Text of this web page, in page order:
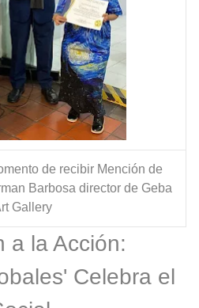
de recibir Mención de
Barbosa director de Geba
Gallery
a la Acción:
Celebra el